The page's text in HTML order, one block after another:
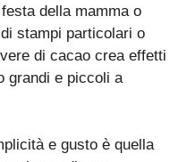
della mamma o
stampi particolari o
di cacao crea effetti
grandi e piccoli a
e gusto è quella